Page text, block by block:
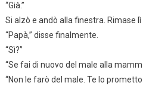
“Già.”
Si alzò e andò alla finestra. Rimase lì
“Papà,” disse finalmente.
“Sì?”
“Se fai di nuovo del male alla
“Non le farò del male. Te lo